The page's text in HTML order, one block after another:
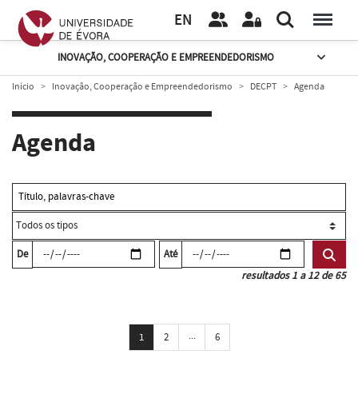
EN
INOVAÇÃO, COOPERAÇÃO E EMPREENDEDORISMO
Início Inovação, Cooperação e Empreendedorismo DECPT Agenda
Agenda
De
Até
resultados 1 a 12 de 65
1 2 ... 6